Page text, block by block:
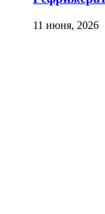
11 июня, 2026